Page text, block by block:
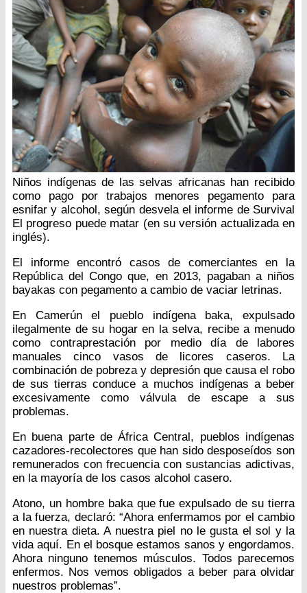
Niños indígenas de las selvas africanas han recibido
como pago por trabajos menores pegamento para
esnifar y alcohol, según desvela el informe de Survival
El progreso puede matar (en su versión actualizada en
inglés).
El informe encontró casos de comerciantes en la
República del Congo que, en 2013, pagaban a niños
bayakas con pegamento a cambio de vaciar letrinas.
En Camerún el pueblo indígena baka, expulsado
ilegalmente de su hogar en la selva, recibe a menudo
como contraprestación por medio día de labores
manuales cinco vasos de licores caseros. La
combinación de pobreza y depresión que causa el robo
de sus tierras conduce a muchos indígenas a beber
excesivamente como válvula de escape a sus
problemas.
En buena parte de África Central, pueblos indígenas
cazadores-recolectores que han sido desposeídos son
remunerados con frecuencia con sustancias adictivas,
en la mayoría de los casos alcohol casero.
Atono, un hombre baka que fue expulsado de su tierra
a la fuerza, declaró: “Ahora enfermamos por el cambio
en nuestra dieta. A nuestra piel no le gusta el sol y la
vida aquí. En el bosque estamos sanos y engordamos.
Ahora ninguno tenemos músculos. Todos parecemos
enfermos. Nos vemos obligados a beber para olvidar
nuestros problemas”.